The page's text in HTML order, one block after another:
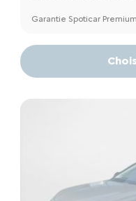
Garantie Spoticar